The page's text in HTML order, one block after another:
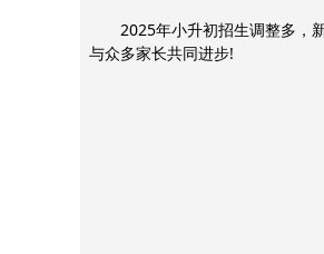
2025年小升初招生调整多，新
与众多家长共同进步!